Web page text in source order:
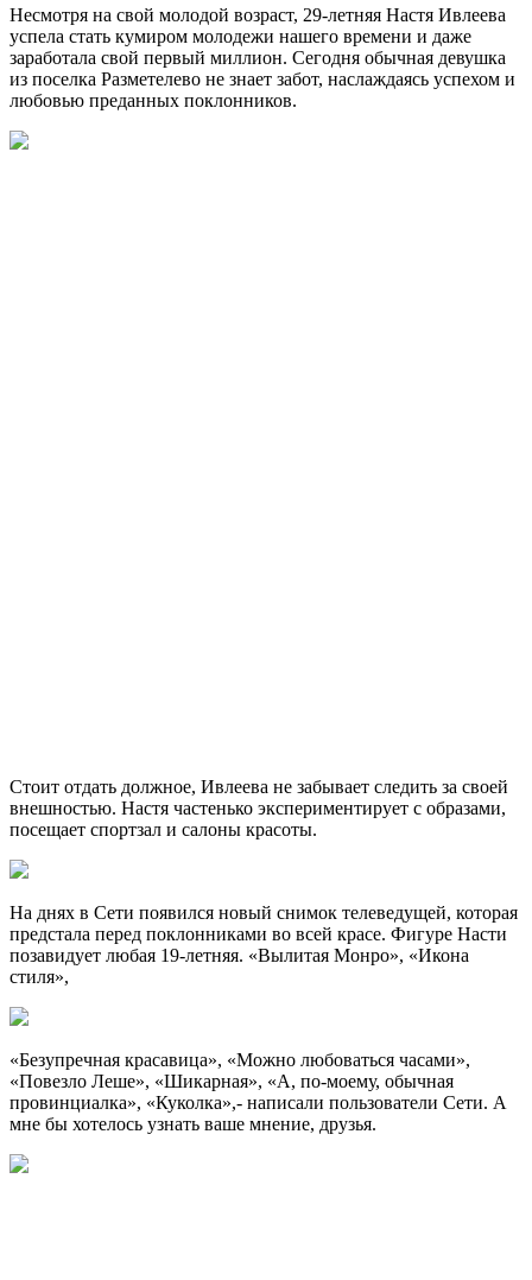
Несмотря на свой молодой возраст, 29-летняя Настя Ивлеева
успела стать кумиром молодежи нашего времени и даже
заработала свой первый миллион. Сегодня обычная девушка
из поселка Разметелево не знает забот, наслаждаясь успехом и
любовью преданных поклонников.
Стоит отдать должное, Ивлеева не забывает следить за своей
внешностью. Настя частенько экспериментирует с образами,
посещает спортзал и салоны красоты.
На днях в Сети появился новый снимок телеведущей, которая
предстала перед поклонниками во всей красе. Фигуре Насти
позавидует любая 19-летняя. «Вылитая Монро», «Икона
стиля»,
«Безупречная красавица», «Можно любоваться часами»,
«Повезло Леше», «Шикарная», «А, по-моему, обычная
провинциалка», «Куколка»,- написали пользователи Сети. А
мне бы хотелось узнать ваше мнение, друзья.